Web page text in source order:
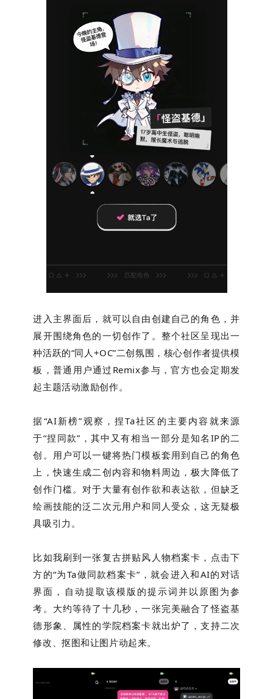
进入主界面后，就可以自由创建自己的角色，并
展开围绕角色的一切创作了。整个社区呈现出一
种活跃的“同人+OC”二创氛围，核心创作者提供模
板，普通用户通过Remix参与，官方也会定期发
起主题活动激励创作。
据“AI新榜”观察，捏Ta社区的主要内容就来源
于“捏同款”，其中又有相当一部分是知名IP的二
创。用户可以一键将热门模板套用到自己的角色
上，快速生成二创内容和物料周边，极大降低了
创作门槛。对于大量有创作欲和表达欲，但缺乏
绘画技能的泛二次元用户和同人受众，这无疑极
具吸引力。
比如我刷到一张复古拼贴风人物档案卡，点击下
方的“为Ta做同款档案卡”，就会进入和AI的对话
界面，自动提取该模版的提示词并以原图为参
考。大约等待了十几秒，一张完美融合了怪盗基
德形象、属性的学院档案卡就出炉了，支持二次
修改、抠图和让图片动起来。